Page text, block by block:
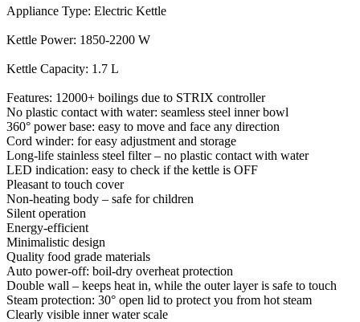
Appliance Type: Electric Kettle
Kettle Power: 1850-2200 W
Kettle Capacity: 1.7 L
Features: 12000+ boilings due to STRIX controller
No plastic contact with water: seamless steel inner bowl
360° power base: easy to move and face any direction
Cord winder: for easy adjustment and storage
Long-life stainless steel filter – no plastic contact with water
LED indication: easy to check if the kettle is OFF
Pleasant to touch cover
Non-heating body – safe for children
Silent operation
Energy-efficient
Minimalistic design
Quality food grade materials
Auto power-off: boil-dry overheat protection
Double wall – keeps heat in, while the outer layer is safe to touch
Steam protection: 30° open lid to protect you from hot steam
Clearly visible inner water scale